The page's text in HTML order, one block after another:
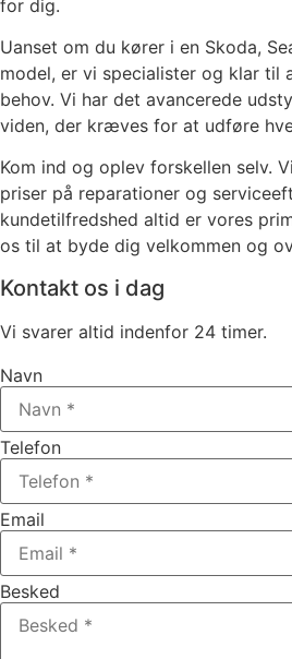
for dig.
Uanset om du kører i en Skoda,
model, er vi specialister og klar til
behov. Vi har det avancerede
viden, der kræves for at udføre
Kom ind og oplev forskellen selv.
priser på reparationer og
kundetilfredshed altid er vores
os til at byde dig velkommen og
Kontakt os i dag
Vi svarer altid indenfor 24 timer.
Navn
Telefon
Email
Besked